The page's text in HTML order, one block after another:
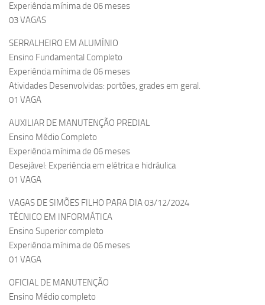
Experiência mínima de 06 meses
03 VAGAS
SERRALHEIRO EM ALUMÍNIO
Ensino Fundamental Completo
Experiência mínima de 06 meses
Atividades Desenvolvidas: portões, grades em geral.
01 VAGA
AUXILIAR DE MANUTENÇÃO PREDIAL
Ensino Médio Completo
Experiência mínima de 06 meses
Desejável: Experiência em elétrica e hidráulica
01 VAGA
VAGAS DE SIMÕES FILHO PARA DIA 03/12/2024
TÉCNICO EM INFORMÁTICA
Ensino Superior completo
Experiência mínima de 06 meses
01 VAGA
OFICIAL DE MANUTENÇÃO
Ensino Médio completo